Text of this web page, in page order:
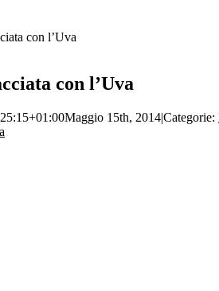
con l’Uva
con l’Uva
Maggio 15th, 2014|Categorie: